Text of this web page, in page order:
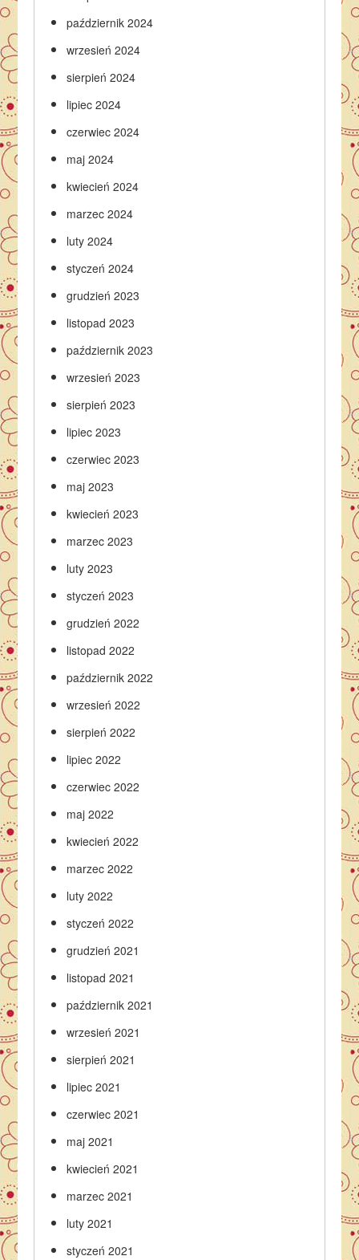
październik 2024
wrzesień 2024
sierpień 2024
lipiec 2024
czerwiec 2024
maj 2024
kwiecień 2024
marzec 2024
luty 2024
styczeń 2024
grudzień 2023
listopad 2023
październik 2023
wrzesień 2023
sierpień 2023
lipiec 2023
czerwiec 2023
maj 2023
kwiecień 2023
marzec 2023
luty 2023
styczeń 2023
grudzień 2022
listopad 2022
październik 2022
wrzesień 2022
sierpień 2022
lipiec 2022
czerwiec 2022
maj 2022
kwiecień 2022
marzec 2022
luty 2022
styczeń 2022
grudzień 2021
listopad 2021
październik 2021
wrzesień 2021
sierpień 2021
lipiec 2021
czerwiec 2021
maj 2021
kwiecień 2021
marzec 2021
luty 2021
styczeń 2021